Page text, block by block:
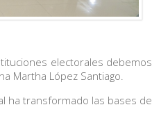
electorales debemos
Martha López Santiago.
ha transformado las bases de